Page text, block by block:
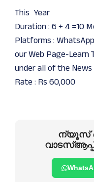
This Year
Duration : 6 + 4 =10
Platforms :
our Web Page-Learn
under all of the
Rate : Rs 60,000
ന്യൂസ്